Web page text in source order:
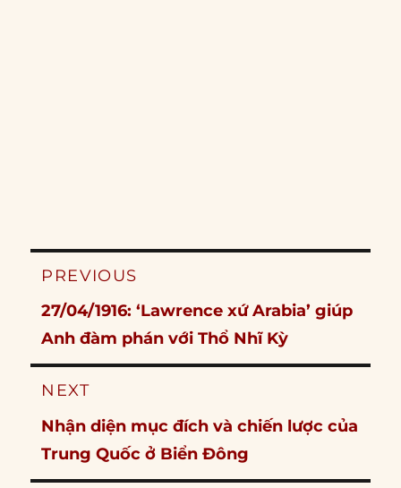
Post
PREVIOUS
Previous
post:
27/04/1916: ‘Lawrence xứ Arabia’ giúp
Anh đàm phán với Thổ Nhĩ Kỳ
NEXT
Next
post:
Nhận diện mục đích và chiến lược của
Trung Quốc ở Biển Đông